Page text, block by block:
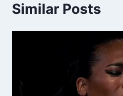
Similar Posts